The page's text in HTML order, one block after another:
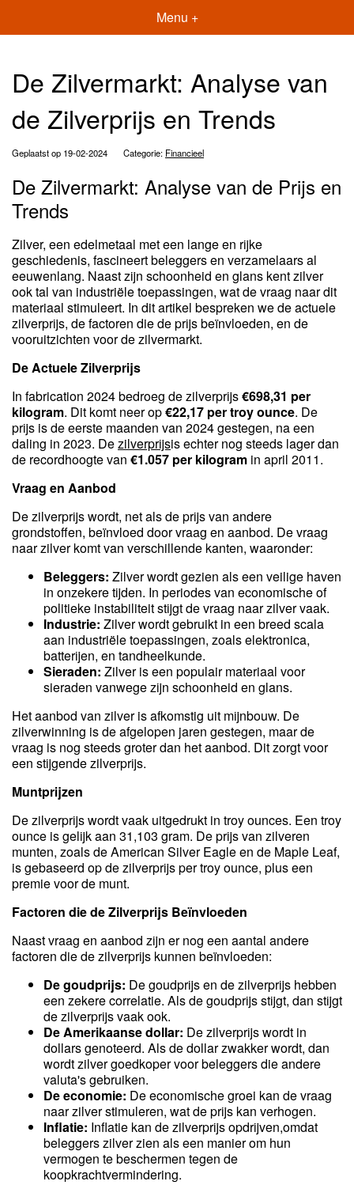
Menu +
De Zilvermarkt: Analyse van
de Zilverprijs en Trends
Geplaatst op 19-02-2024 Categorie: Financieel
De Zilvermarkt: Analyse van de Prijs en
Trends
Zilver, een edelmetaal met een lange en rijke
geschiedenis, fascineert beleggers en verzamelaars al
eeuwenlang. Naast zijn schoonheid en glans kent zilver
ook tal van industriële toepassingen, wat de vraag naar dit
materiaal stimuleert. In dit artikel bespreken we de actuele
zilverprijs, de factoren die de prijs beïnvloeden, en de
vooruitzichten voor de zilvermarkt.
De Actuele Zilverprijs
In fabrication 2024 bedroeg de zilverprijs€698,31 per
kilogram. Dit komt neer op€22,17 per troy ounce. De
prijs is de eerste maanden van 2024 gestegen, na een
daling in 2023. Dezilverprijsis echter nog steeds lager dan
de recordhoogte van €1.057 per kilogram in april 2011.
Vraag en Aanbod
De zilverprijs wordt, net als de prijs van andere
grondstoffen, beïnvloed door vraag en aanbod. De vraag
naar zilver komt van verschillende kanten, waaronder:
Beleggers: Zilver wordt gezien als een veilige haven
in onzekere tijden. In periodes van economische of
politieke instabiliteit stijgt de vraag naar zilver vaak.
Industrie: Zilver wordt gebruikt in een breed scala
aan industriële toepassingen, zoals elektronica,
batterijen, en tandheelkunde.
Sieraden: Zilver is een populair materiaal voor
sieraden vanwege zijn schoonheid en glans.
Het aanbod van zilver is afkomstig uit mijnbouw. De
zilverwinning is de afgelopen jaren gestegen, maar de
vraag is nog steeds groter dan het aanbod. Dit zorgt voor
een stijgende zilverprijs.
Muntprijzen
De zilverprijs wordt vaak uitgedrukt in troy ounces. Een troy
ounce is gelijk aan 31,103 gram. De prijs van zilveren
munten, zoals de American Silver Eagle en de Maple Leaf,
is gebaseerd op de zilverprijs per troy ounce, plus een
premie voor de munt.
Factoren die de Zilverprijs Beïnvloeden
Naast vraag en aanbod zijn er nog een aantal andere
factoren die de zilverprijs kunnen beïnvloeden:
De goudprijs: De goudprijs en de zilverprijs hebben
een zekere correlatie. Als de goudprijs stijgt, dan stijgt
de zilverprijs vaak ook.
De Amerikaanse dollar: De zilverprijs wordt in
dollars genoteerd. Als de dollar zwakker wordt, dan
wordt zilver goedkoper voor beleggers die andere
valuta's gebruiken.
De economie: De economische groei kan de vraag
naar zilver stimuleren, wat de prijs kan verhogen.
Inflatie: Inflatie kan de zilverprijs opdrijven,omdat
beleggers zilver zien als een manier om hun
vermogen te beschermen tegen de
koopkrachtvermindering.